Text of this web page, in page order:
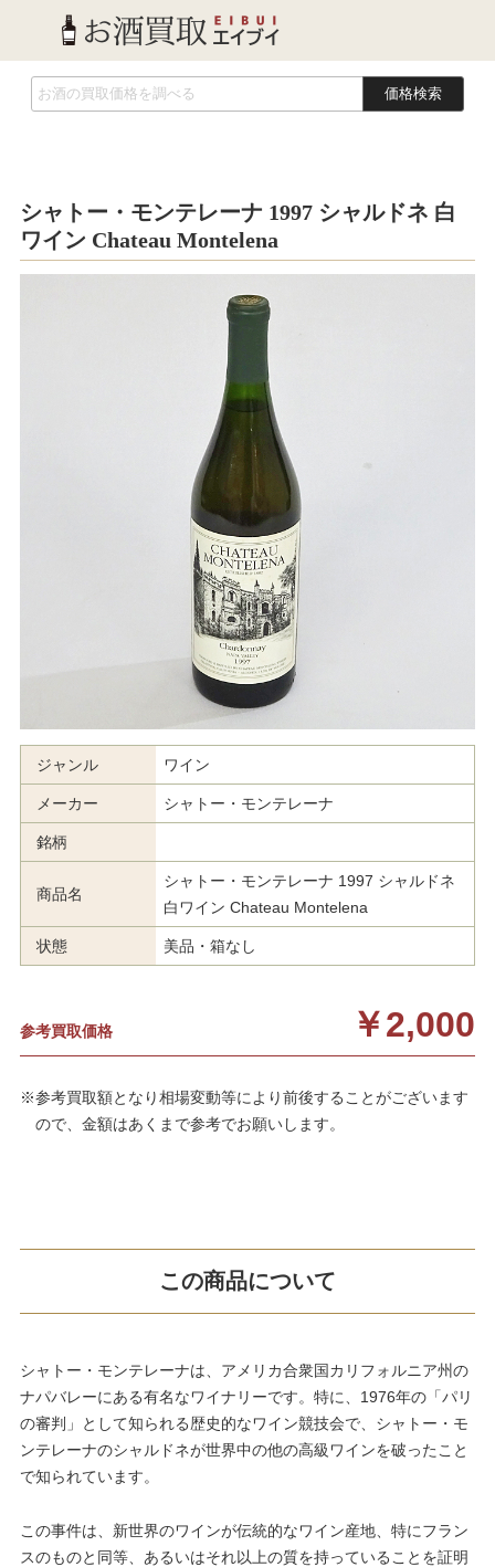
価格検索
シャトー・モンテレーナ 1997 シャルドネ 白
ワイン Chateau Montelena
ジャンル ワイン
メーカー シャトー・モンテレーナ
銘柄
商品名
シャトー・モンテレーナ 1997 シャルドネ
白ワイン Chateau Montelena
状態 美品・箱なし
参考買取価格 ￥2,000
※参考買取額となり相場変動等により前後することがございます
ので、金額はあくまで参考でお願いします。
この商品について
シャトー・モンテレーナは、アメリカ合衆国カリフォルニア州の
ナパバレーにある有名なワイナリーです。特に、1976年の「パリ
の審判」として知られる歴史的なワイン競技会で、シャトー・モ
ンテレーナのシャルドネが世界中の他の高級ワインを破ったこと
で知られています。
この事件は、新世界のワインが伝統的なワイン産地、特にフラン
スのものと同等、あるいはそれ以上の質を持っていることを証明